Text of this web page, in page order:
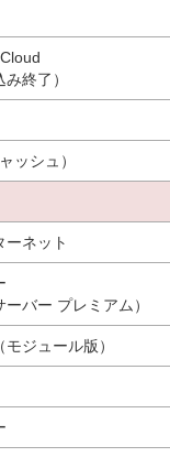
み終了）
ッシュ）
ーネット
ーバー プレミアム）
ジュール版）